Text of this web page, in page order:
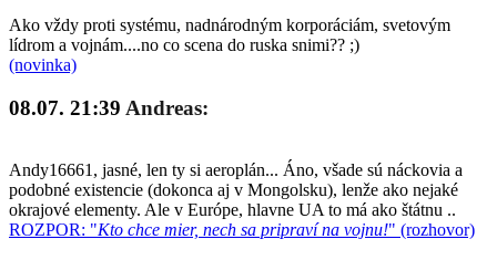
Ako vždy proti systému, nadnárodným korporáciám, svetovým
lídrom a vojnám....no co scena do ruska snimi?? ;)
(novinka)
08.07. 21:39 Andreas:
Andy16661, jasné, len ty si aeroplán... Áno, všade sú náckovia a
podobné existencie (dokonca aj v Mongolsku), lenže ako nejaké
okrajové elementy. Ale v Európe, hlavne UA to má ako štátnu ..
ROZPOR: "Kto chce mier, nech sa pripraví na vojnu!" (rozhovor)